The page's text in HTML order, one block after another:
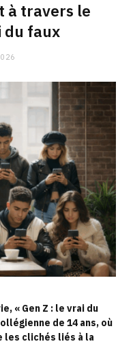
à travers le
du faux
« Gen Z : le vrai du
de 14 ans, où
clichés liés à la